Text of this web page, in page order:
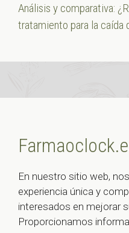
Análisis y comparativa:
tratamiento para la caída
En nuestro sitio web,
experiencia única y
interesados en mejorar
Proporcionamos